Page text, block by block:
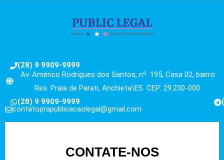
(28) 9 9909-9999
Av. Américo Rodrigues dos Santos, nº. 195, Casa 02, bairro
Res. Praia de Parati, Anchieta\ES. CEP: 29.230-000.
(28) 9 9909-9999
contatoprapublicacaolegal@gmail.com
CONTATE-NOS